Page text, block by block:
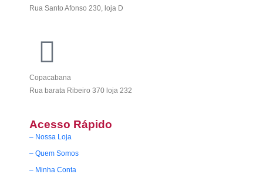
Rua Santo Afonso 230, loja D
Copacabana
Rua barata Ribeiro 370 loja 232
Acesso Rápido
– Nossa Loja
– Quem Somos
– Minha Conta